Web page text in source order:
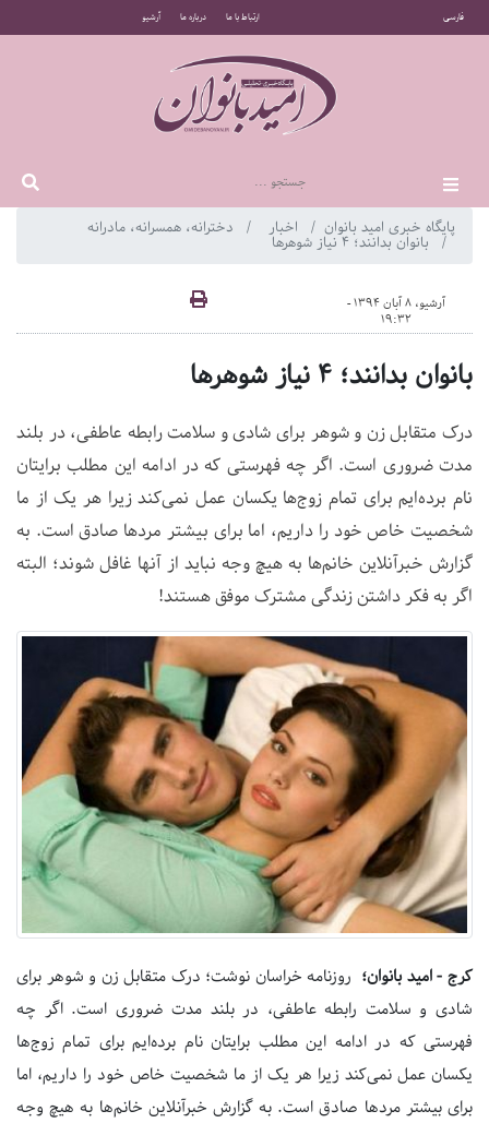
فارسی ارتباط با ما درباره ما آرشیو
پایگاه خبری امید بانوان اخبار دخترانه، همسرانه، مادرانه
بانوان بدانند؛ 4 نياز شوهرها
آرشیو، 8 آبان 1394 -
19:32
بانوان بدانند؛ 4 نياز شوهرها
درک متقابل زن و شوهر برای شادی و سلامت رابطه عاطفی، در بلند
مدت ضروری است. اگر چه فهرستی که در ادامه این مطلب برایتان
نام برده‌ایم برای تمام زوج‌ها یکسان عمل نمی‌کند زیرا هر یک از ما
شخصیت خاص خود را داریم، اما برای بیشتر مردها صادق است. به
گزارش خبرآنلاین خانم‌ها به هیچ وجه نباید از آنها غافل شوند؛ البته
اگر به فکر داشتن زندگی مشترک موفق هستند!
کرج - امید بانوان؛ روزنامه خراسان نوشت؛ درک متقابل زن و شوهر برای
شادی و سلامت رابطه عاطفی، در بلند مدت ضروری است. اگر چه
فهرستی که در ادامه این مطلب برایتان نام برده‌ایم برای تمام زوج‌ها
یکسان عمل نمی‌کند زیرا هر یک از ما شخصیت خاص خود را داریم، اما
برای بیشتر مردها صادق است. به گزارش خبرآنلاین خانم‌ها به هیچ وجه